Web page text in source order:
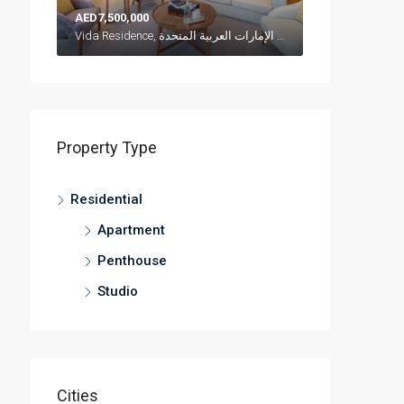
AED7,500,000
Property Type
Residential
Apartment
Penthouse
Studio
Cities